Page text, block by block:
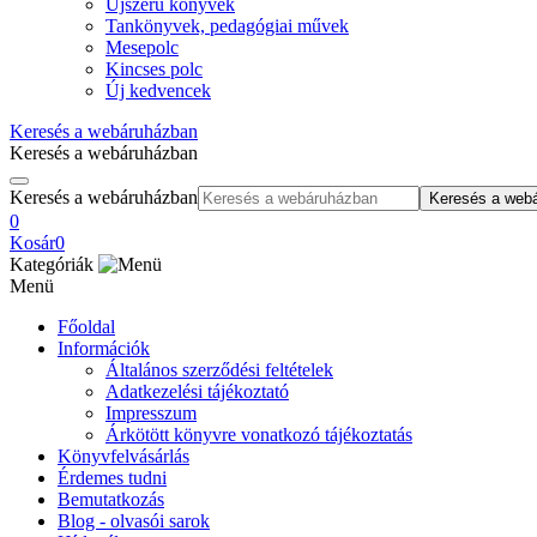
Újszerű könyvek
Tankönyvek, pedagógiai művek
Mesepolc
Kincses polc
Új kedvencek
Keresés a webáruházban
Keresés a webáruházban
Keresés a webáruházban Keresés a
0
Kosár0
Kategóriák
Menü
Főoldal
Információk
Általános szerződési feltételek
Adatkezelési tájékoztató
Impresszum
Árkötött könyvre vonatkozó tájékoztatás
Könyvfelvásárlás
Érdemes tudni
Bemutatkozás
Blog - olvasói sarok